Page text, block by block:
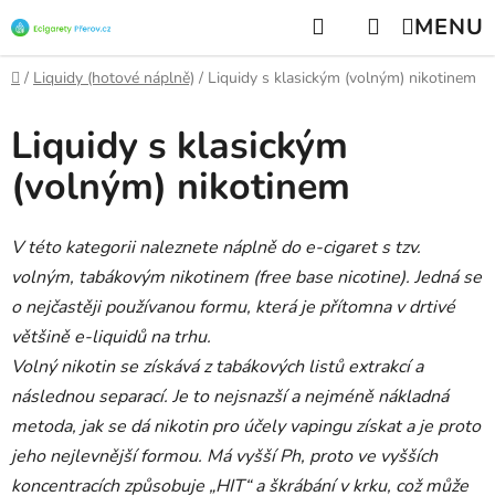
na
obsah
Hledat NÁKUPNÍ
KOŠÍK
Domů
/ Liquidy (hotové náplně) / Liquidy s klasickým (volným) nikotinem
Liquidy s klasickým
(volným) nikotinem
V této kategorii naleznete náplně do e-cigaret s tzv.
volným, tabákovým nikotinem (free base nicotine). Jedná se
o nejčastěji používanou formu, která je přítomna v drtivé
většině e-liquidů na trhu.
Volný nikotin se získává z tabákových listů extrakcí a
následnou separací. Je to nejsnazší a nejméně nákladná
metoda, jak se dá nikotin pro účely vapingu získat a je proto
jeho nejlevnější formou. Má vyšší Ph, proto ve vyšších
koncentracích způsobuje „HIT“ a škrábání v krku, což může